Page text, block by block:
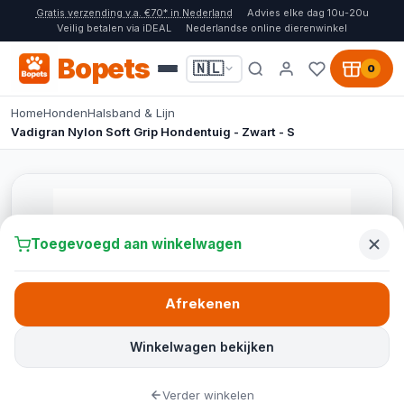
Gratis verzending v.a. €70* in Nederland
Advies elke dag 10u-20u
Veilig betalen via iDEAL
Nederlandse online dierenwinkel
Bopets 🇳🇱 0
HomeHondenHalsband & Lijn
Vadigran Nylon Soft Grip Hondentuig - Zwart - S
Toegevoegd aan winkelwagen
Winkelwagen bekijken
Afrekenen
Verder winkelen